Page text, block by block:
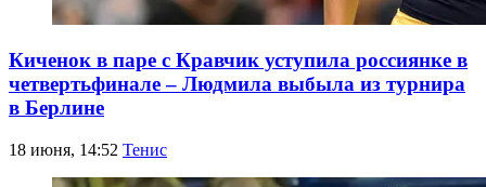
Киченок в паре с Кравчик уступила россиянке в
четвертьфинале – Людмила выбыла из турнира
в Берлине
18 июня, 14:52 Тенис